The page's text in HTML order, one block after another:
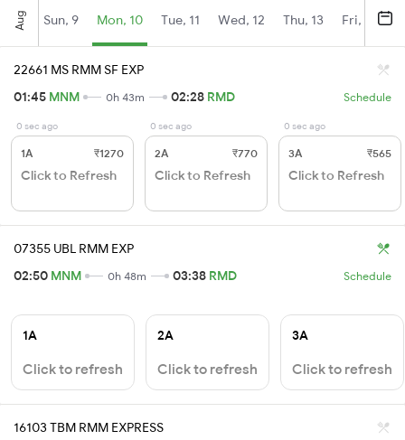
Aug Sun, 9 Mon, 10 Tue, 11 Wed, 12 Thu, 13 Fri, 14
22661 MS RMM SF EXP
01:45 MNM 0h 43m 02:28 RMD Schedule
0 sec ago
1A ₹1270
Click to Refresh
0 sec ago
2A ₹770
Click to Refresh
0 sec ago
3A ₹565
Click to Refresh
07355 UBL RMM EXP
02:50 MNM 0h 48m 03:38 RMD Schedule
1A
Click to refresh
2A
Click to refresh
3A
Click to refresh
16103 TBM RMM EXPRESS